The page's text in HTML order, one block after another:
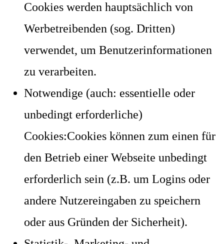
Cookies werden hauptsächlich von
Werbetreibenden (sog. Dritten)
verwendet, um Benutzerinformationen
zu verarbeiten.
Notwendige (auch: essentielle oder
unbedingt erforderliche)
Cookies:Cookies können zum einen für
den Betrieb einer Webseite unbedingt
erforderlich sein (z.B. um Logins oder
andere Nutzereingaben zu speichern
oder aus Gründen der Sicherheit).